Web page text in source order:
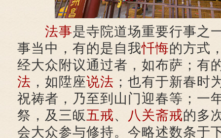
法事是寺院道场重要行事之
事当中，有的是自我忏悔的方式
经大众附议通过者，如布萨；有
法 ，如陞座说法 ；也有于新春时
祝祷者，乃至到山门迎春等；一
祭，及三皈五戒、 八关斋戒的多
会大众参与修持。今略述数条于